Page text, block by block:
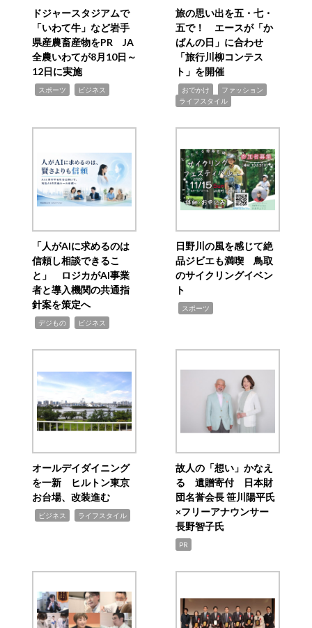
ドジャースタジアムで
「いわて牛」など岩手
県産農畜産物をPR JA
全農いわてが8月10日～
12日に実施
スポーツ ビジネス
旅の思い出を五・七・
五で！ エースが「か
ばんの日」に合わせ
「旅行川柳コンテス
ト」を開催
おでかけ ファッション
ライフスタイル
「人がAIに求めるのは
信頼し相談できるこ
と」 ロジカがAI事業
者と導入機関の共通指
針案を策定へ
デジもの ビジネス
日野川の風を感じて絶
品ジビエも満喫 鳥取
のサイクリングイベン
ト
スポーツ
オールデイダイニング
を一新 ヒルトン東京
お台場、改装進む
ビジネス ライフスタイル
故人の「想い」かなえ
る 遺贈寄付 日本財
団名誉会長 笹川陽平氏
×フリーアナウンサー
長野智子氏
PR